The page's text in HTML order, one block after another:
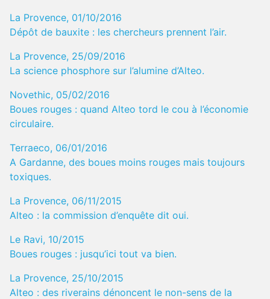
La Provence, 01/10/2016
Dépôt de bauxite : les chercheurs prennent l’air.
La Provence, 25/09/2016
La science phosphore sur l’alumine d’Alteo.
Novethic, 05/02/2016
Boues rouges : quand Alteo tord le cou à l’économie
circulaire.
Terraeco, 06/01/2016
A Gardanne, des boues moins rouges mais toujours
toxiques.
La Provence, 06/11/2015
Alteo : la commission d’enquête dit oui.
Le Ravi, 10/2015
Boues rouges : jusqu’ici tout va bien.
La Provence, 25/10/2015
Alteo : des riverains dénoncent le non-sens de la